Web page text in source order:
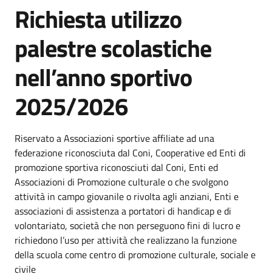
Richiesta utilizzo
palestre scolastiche
nell’anno sportivo
2025/2026
Dettagli della notizia
Riservato a Associazioni sportive affiliate ad una
federazione riconosciuta dal Coni, Cooperative ed Enti di
promozione sportiva riconosciuti dal Coni, Enti ed
Associazioni di Promozione culturale o che svolgono
attività in campo giovanile o rivolta agli anziani, Enti e
associazioni di assistenza a portatori di handicap e di
volontariato, società che non perseguono fini di lucro e
richiedono l’uso per attività che realizzano la funzione
della scuola come centro di promozione culturale, sociale e
civile